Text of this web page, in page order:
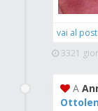
vai al post
3321
A